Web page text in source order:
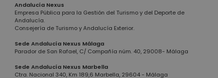
Andalucía Nexus
Empresa Pública para la Gestión del Turismo y del Deporte de
Andalucía.
Consejería de Turismo y Andalucía Exterior.
Sede Andalucía Nexus Málaga
Parador de San Rafael, C/ Compañía núm. 40, 29008- Málaga
Sede Andalucía Nexus Marbella
Ctra. Nacional 340, Km 189,6 Marbella, 29604 - Málaga